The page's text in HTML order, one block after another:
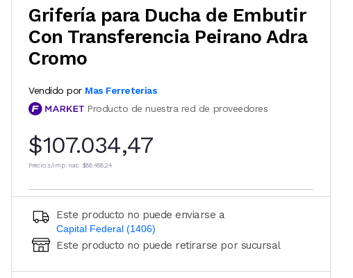
Grifería para Ducha de Embutir
Con Transferencia Peirano Adra
Cromo
Vendido por Mas Ferreterias
Producto de nuestra red de proveedores
$107.034,47
Precio s/imp. nac. $88.458,24
Este producto no puede enviarse a
Capital Federal (1406)
Ingresá código postal (sólo números)
CALCULAR
Este producto no puede retirarse por sucursal